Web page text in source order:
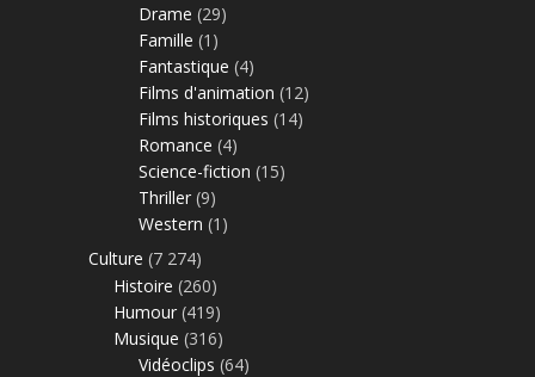
Drame (29)
Famille (1)
Fantastique (4)
Films d'animation (12)
Films historiques (14)
Romance (4)
Science-fiction (15)
Thriller (9)
Western (1)
Culture (7 274)
Histoire (260)
Humour (419)
Musique (316)
Vidéoclips (64)